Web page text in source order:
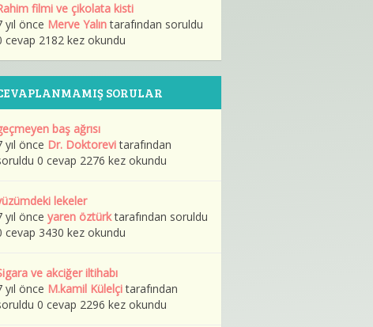
filmi ve çikolata kisti
yıl önce Merve Yalıntarafından soruldu
cevap 2182 kez okundu
SORULAR
baş ağrısı
yıl önce Dr. Doktorevitarafından
0 cevap 2276 kez okundu
lekeler
yıl önce yaren öztürktarafından soruldu
cevap 3430 kez okundu
ve akciğer iltihabı
yıl önce M.kamil Külelçitarafından
0 cevap 2296 kez okundu